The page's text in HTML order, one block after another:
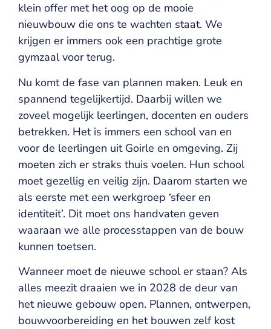
klein offer met het oog op de mooie
nieuwbouw die ons te wachten staat. We
krijgen er immers ook een prachtige grote
gymzaal voor terug.
Nu komt de fase van plannen maken. Leuk en
spannend tegelijkertijd. Daarbij willen we
zoveel mogelijk leerlingen, docenten en ouders
betrekken. Het is immers een school van en
voor de leerlingen uit Goirle en omgeving. Zij
moeten zich er straks thuis voelen. Hun school
moet gezellig en veilig zijn. Daarom starten we
als eerste met een werkgroep ‘sfeer en
identiteit’. Dit moet ons handvaten geven
waaraan we alle processtappen van de bouw
kunnen toetsen.
Wanneer moet de nieuwe school er staan? Als
alles meezit draaien we in 2028 de deur van
het nieuwe gebouw open. Plannen, ontwerpen,
bouwvoorbereiding en het bouwen zelf kost